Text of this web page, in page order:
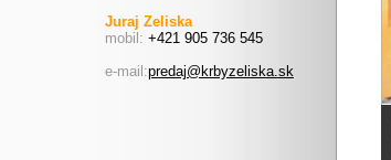
Juraj Zeliska
mobil: +421 905 736 545
e-mail:predaj@krbyzeliska.sk